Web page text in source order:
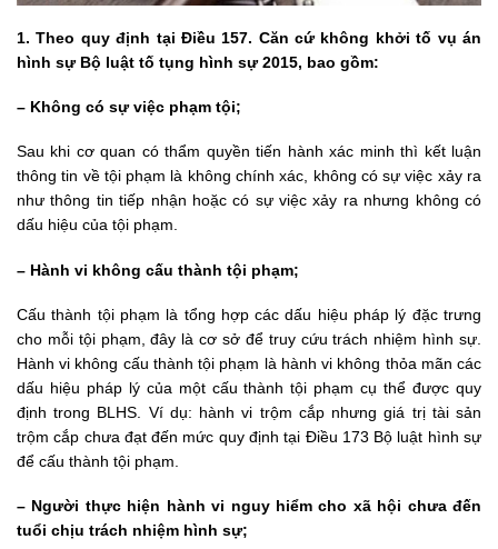
1. Theo quy định tại Điều 157. Căn cứ không khởi tố vụ án
hình sự Bộ luật tố tụng hình sự 2015, bao gồm:
– Không có sự việc phạm tội;
Sau khi cơ quan có thẩm quyền tiến hành xác minh thì kết luận
thông tin về tội phạm là không chính xác, không có sự việc xảy ra
như thông tin tiếp nhận hoặc có sự việc xảy ra nhưng không có
dấu hiệu của tội phạm.
– Hành vi không cấu thành tội phạm;
Cấu thành tội phạm là tổng hợp các dấu hiệu pháp lý đặc trưng
cho mỗi tội phạm, đây là cơ sở để truy cứu trách nhiệm hình sự.
Hành vi không cấu thành tội phạm là hành vi không thỏa mãn các
dấu hiệu pháp lý của một cấu thành tội phạm cụ thể được quy
định trong BLHS. Ví dụ: hành vi trộm cắp nhưng giá trị tài sản
trộm cắp chưa đạt đến mức quy định tại Điều 173 Bộ luật hình sự
để cấu thành tội phạm.
– Người thực hiện hành vi nguy hiểm cho xã hội chưa đến
tuổi chịu trách nhiệm hình sự;